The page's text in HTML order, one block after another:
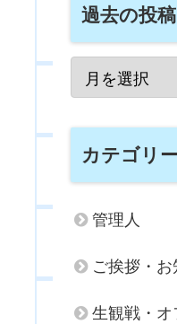
過去の投稿
カテゴリー
管理人
ご挨拶・
生観戦・オ